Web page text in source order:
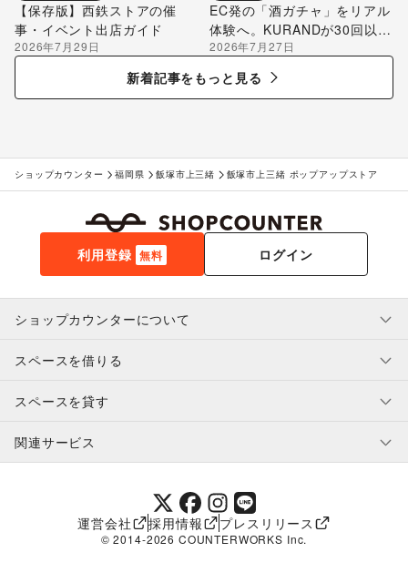
【保存版】西鉄ストアの催
事・イベント出店ガイド
2026年7月29日
EC発の「酒ガチャ」をリアル
体験へ。KURANDが30回以上
のポップアップ出店で届け
る“新しいお酒との出会い”
2026年7月27日
新着記事をもっと見る
ショップカウンター 福岡県 飯塚市上三緒 飯塚市上三緒 ポップアップストア
利用登録 無料 ログイン
ショップカウンターについて
利用規約・ガイドライン
特定商取引法に基づく表示
補償プログラム
スペースを借りる
スペースを借りたい人へ
ユーザー利用規約
提携パートナー
スペースを貸す
スペースを貸したい方へ
オーナー利用規約
関連サービス
SHOPCOUNTER MAGAZINE
ショップカウンターエンタープライズ
ショップカウンター常設
運営会社 採用情報 プレスリリース
© 2014-2026 COUNTERWORKS Inc.